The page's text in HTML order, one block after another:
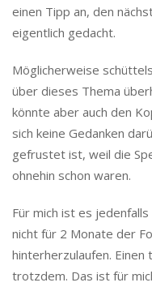
einen Tipp an, den
eigentlich gedacht.
Möglicherweise
über dieses Thema
könnte aber auch den
sich keine Gedanken
gefrustet ist, weil die
ohnehin schon waren.
Für mich ist es
nicht für 2 Monate der
hinterherzulaufen. Einen
trotzdem. Das ist für